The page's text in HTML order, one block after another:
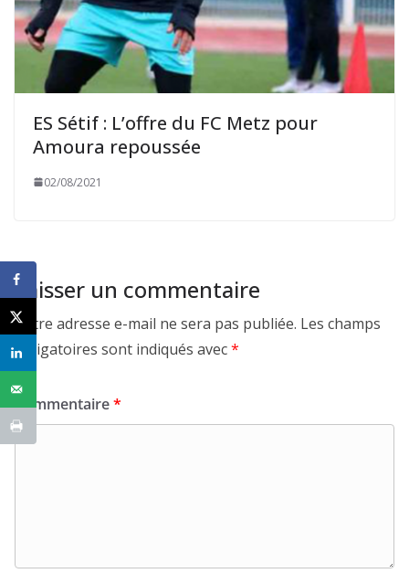
ES Sétif : L’offre du FC Metz pour
Amoura repoussée
02/08/2021
Laisser un commentaire
Votre adresse e-mail ne sera pas publiée. Les champs
obligatoires sont indiqués avec*
Commentaire*